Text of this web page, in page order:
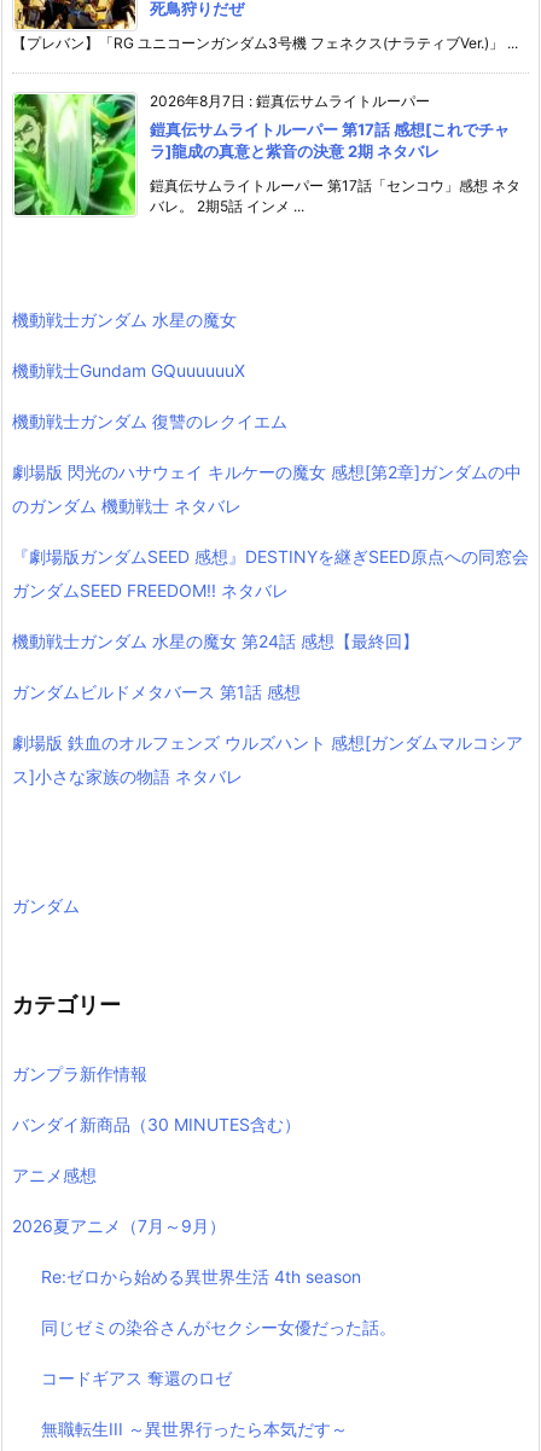
死鳥狩りだぜ
【プレバン】「RG ユニコーンガンダム3号機 フェネクス(ナラティブVer.)」 ...
2026年8月7日 : 鎧真伝サムライトルーパー
鎧真伝サムライトルーパー 第17話 感想[これでチャ
ラ]龍成の真意と紫音の決意 2期 ネタバレ
鎧真伝サムライトルーパー 第17話「センコウ」感想 ネタ
バレ。 2期5話 インメ ...
機動戦士ガンダム 水星の魔女
機動戦士Gundam GQuuuuuuX
機動戦士ガンダム 復讐のレクイエム
劇場版 閃光のハサウェイ キルケーの魔女 感想[第2章]ガンダムの中
のガンダム 機動戦士 ネタバレ
『劇場版ガンダムSEED 感想』DESTINYを継ぎSEED原点への同窓会
ガンダムSEED FREEDOM!! ネタバレ
機動戦士ガンダム 水星の魔女 第24話 感想【最終回】
ガンダムビルドメタバース 第1話 感想
劇場版 鉄血のオルフェンズ ウルズハント 感想[ガンダムマルコシア
ス]小さな家族の物語 ネタバレ
ガンダム
カテゴリー
ガンプラ新作情報
バンダイ新商品（30 MINUTES含む）
アニメ感想
2026夏アニメ（7月～9月）
Re:ゼロから始める異世界生活 4th season
同じゼミの染谷さんがセクシー女優だった話。
コードギアス 奪還のロゼ
無職転生III ～異世界行ったら本気だす～